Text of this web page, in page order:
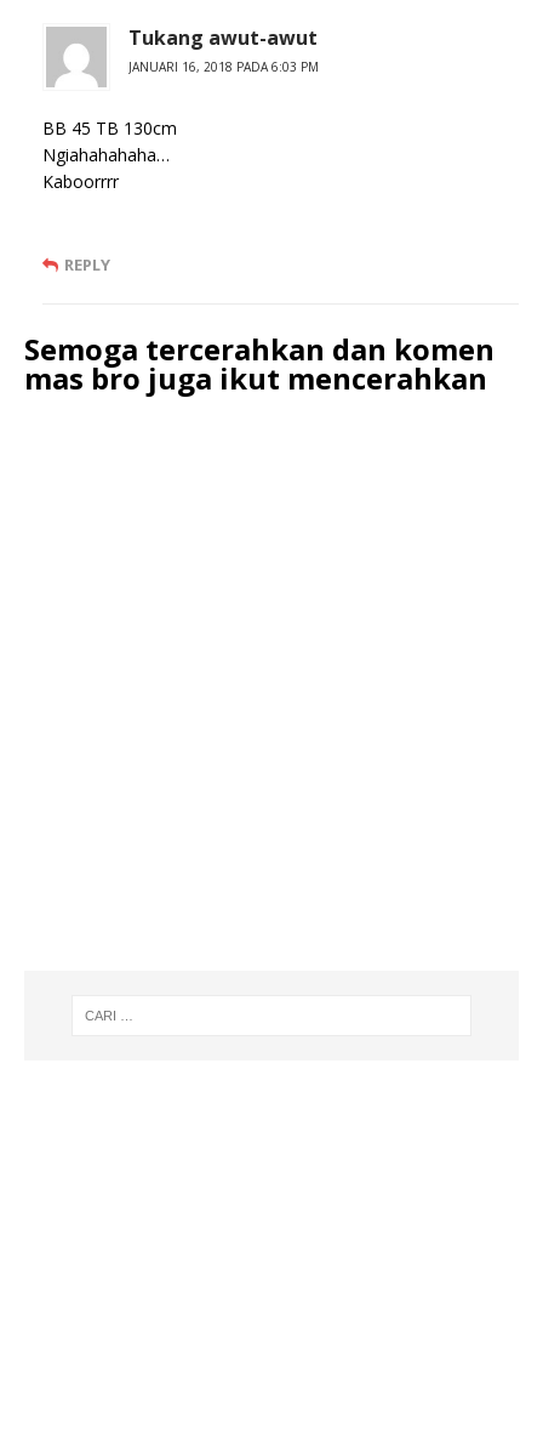
Tukang awut-awut
JANUARI 16, 2018 PADA 6:03 PM
BB 45 TB 130cm
Ngiahahahaha…
Kaboorrrr
REPLY
Semoga tercerahkan dan komen
mas bro juga ikut mencerahkan